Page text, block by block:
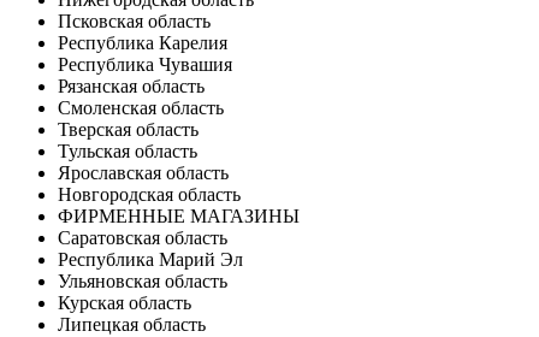
Псковская область
Республика Карелия
Республика Чувашия
Рязанская область
Смоленская область
Тверская область
Тульская область
Ярославская область
Новгородская область
ФИРМЕННЫЕ МАГАЗИНЫ
Саратовская область
Республика Марий Эл
Ульяновская область
Курская область
Липецкая область